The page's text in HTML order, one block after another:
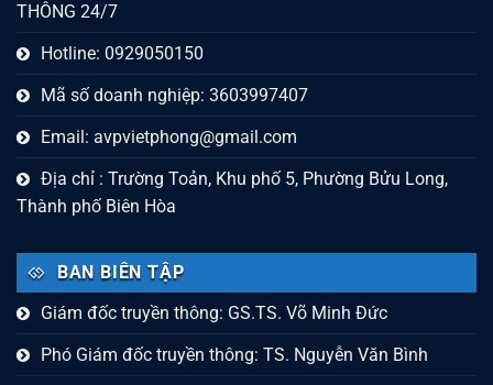
THÔNG 24/7
Hotline: 0929050150
Mã số doanh nghiệp: 3603997407
Email: avpvietphong@gmail.com
Địa chỉ : Trường Toản, Khu phố 5, Phường Bửu Long,
Thành phố Biên Hòa
BAN BIÊN TẬP
Giám đốc truyền thông: GS.TS. Võ Minh Đức
Phó Giám đốc truyền thông: TS. Nguyễn Văn Bình